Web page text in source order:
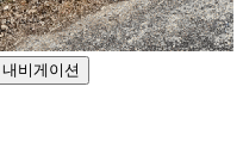
내비게이션